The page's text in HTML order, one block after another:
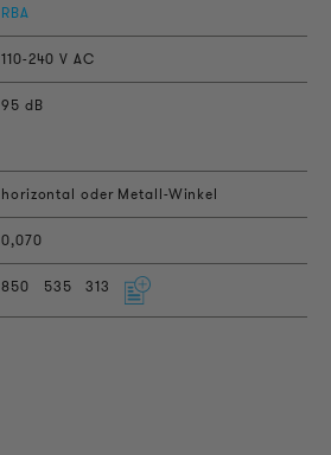
RBA
110-240 V AC
95 dB
horizontal oder Metall-Winkel
0,070
850 535 313